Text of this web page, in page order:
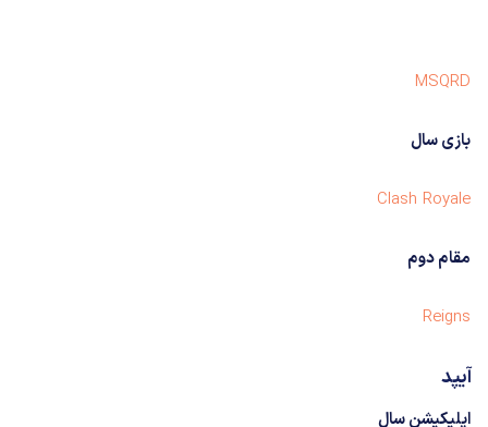
MSQRD
بازی سال
Clash Royale
مقام دوم
Reigns
آیپد
اپلیکیشن سال